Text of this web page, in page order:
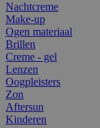
Nachtcreme
Make-up
Ogen materiaal
Brillen
Creme - gel
Lenzen
Oogpleisters
Zon
Aftersun
Kinderen